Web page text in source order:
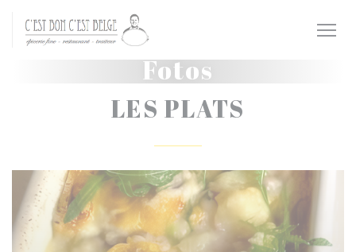
Painel de Gerenciamento de Cookies
Fotos
LES PLATS